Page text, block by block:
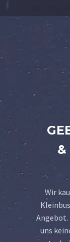
&
Wir
Angebot.
uns